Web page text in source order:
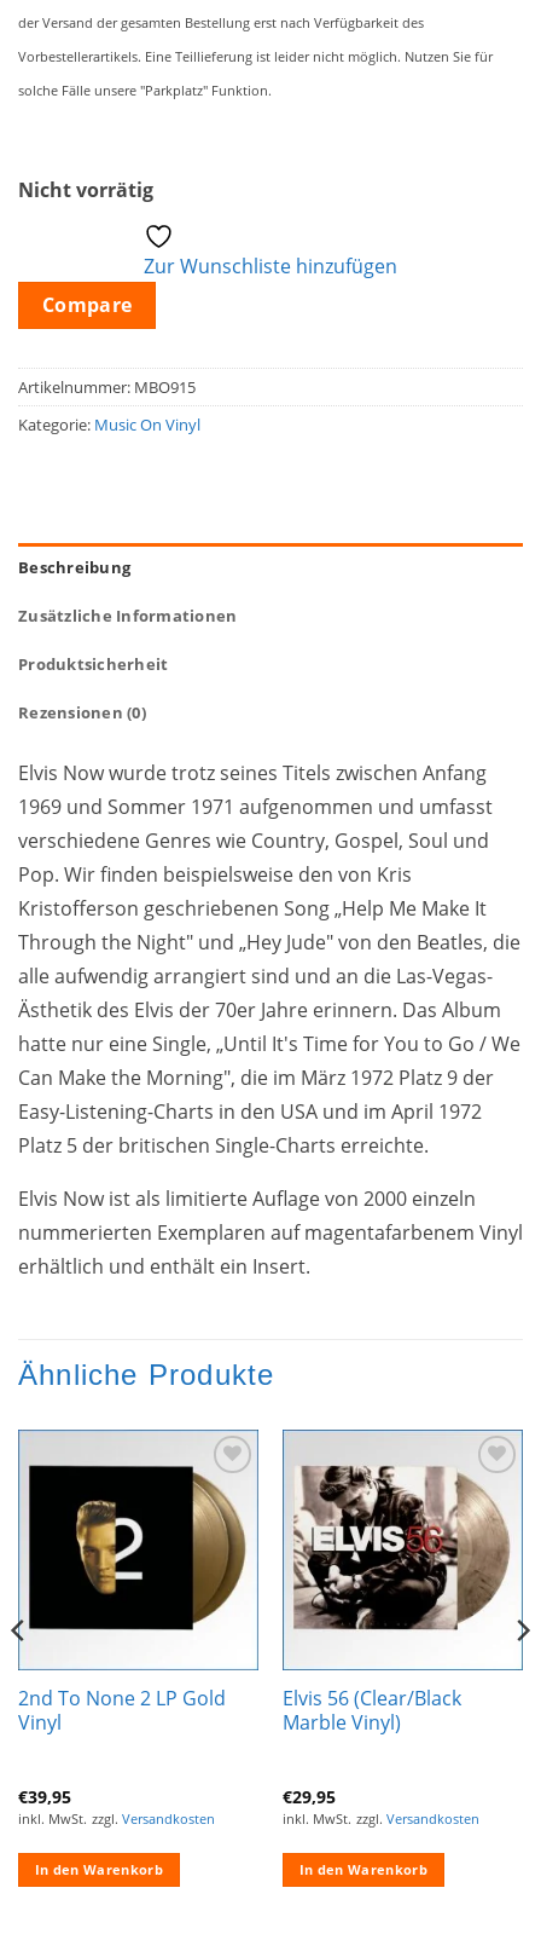
der Versand der gesamten Bestellung erst nach Verfügbarkeit des
Vorbestellerartikels. Eine Teillieferung ist leider nicht möglich. Nutzen Sie für
solche Fälle unsere "Parkplatz" Funktion.
Nicht vorrätig
Zur Wunschliste hinzufügen
Compare
Artikelnummer: MBO915
Kategorie: Music On Vinyl
Beschreibung
Zusätzliche Informationen
Produktsicherheit
Rezensionen (0)
Elvis Now wurde trotz seines Titels zwischen Anfang
1969 und Sommer 1971 aufgenommen und umfasst
verschiedene Genres wie Country, Gospel, Soul und
Pop. Wir finden beispielsweise den von Kris
Kristofferson geschriebenen Song „Help Me Make It
Through the Night" und „Hey Jude" von den Beatles, die
alle aufwendig arrangiert sind und an die Las-Vegas-
Ästhetik des Elvis der 70er Jahre erinnern. Das Album
hatte nur eine Single, „Until It's Time for You to Go / We
Can Make the Morning", die im März 1972 Platz 9 der
Easy-Listening-Charts in den USA und im April 1972
Platz 5 der britischen Single-Charts erreichte.
Elvis Now ist als limitierte Auflage von 2000 einzeln
nummerierten Exemplaren auf magentafarbenem Vinyl
erhältlich und enthält ein Insert.
Ähnliche Produkte
Zur
Wunschliste
hinzufügen
2nd To None 2 LP Gold
Vinyl
€39,95
inkl. MwSt. zzgl. Versandkosten
In den Warenkorb
Zur
Wunschliste
hinzufügen
Elvis 56 (Clear/Black
Marble Vinyl)
€29,95
inkl. MwSt. zzgl. Versandkosten
In den Warenkorb